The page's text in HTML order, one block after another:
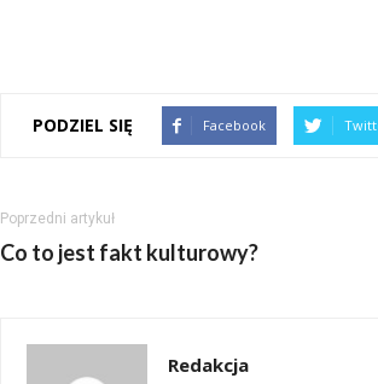
PODZIEL SIĘ Facebook
Poprzedni artykuł
Co to jest fakt kulturowy?
Redakcja